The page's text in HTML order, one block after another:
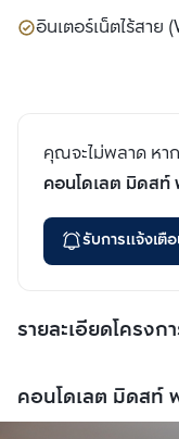
อินเตอร์เน็ตไร้สาย
คุณจะไม่พลาด หา
คอนโดเลต มิดสท์
รับการแจ้งเตื
รายละเอียดโครงก
คอนโดเลต มิดสท์